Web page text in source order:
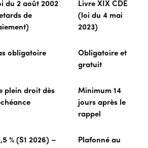
du 2 août 2002
de
Livre XIX CDE
(loi du 4 mai
2023)
obligatoire
Obligatoire et
gratuit
plein droit dès
Minimum 14
jours après le
rappel
% (S1 2026) –
Plafonné au